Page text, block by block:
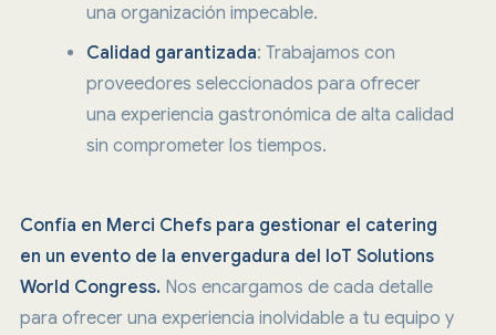
una organización impecable.
Calidad garantizada: Trabajamos con
proveedores seleccionados para ofrecer
una experiencia gastronómica de alta calidad
sin comprometer los tiempos.
Confía en Merci Chefs para gestionar el catering
en un evento de la envergadura del IoT Solutions
World Congress.Nos encargamos de cada detalle
para ofrecer una experiencia inolvidable a tu equipo y